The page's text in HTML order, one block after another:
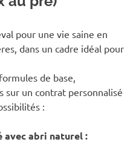
pour une vie saine en
dans un cadre idéal pour
de base,
un contrat personnalisé
:
avec abri naturel :